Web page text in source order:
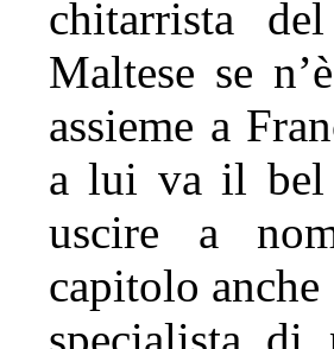
chitarrista
Maltese se
assieme a
a lui va il bel
uscire a
capitolo